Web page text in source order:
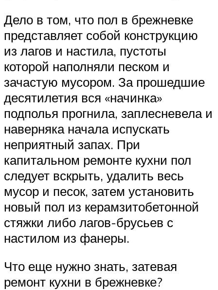
Дело в том, что пол в брежневке
представляет собой конструкцию
из лагов и настила, пустоты
которой наполняли песком и
зачастую мусором. За прошедшие
десятилетия вся «начинка»
подполья прогнила, заплесневела и
наверняка начала испускать
неприятный запах. При
капитальном ремонте кухни пол
следует вскрыть, удалить весь
мусор и песок, затем установить
новый пол из керамзитобетонной
стяжки либо лагов-брусьев с
настилом из фанеры.
Что еще нужно знать, затевая
ремонт кухни в брежневке?